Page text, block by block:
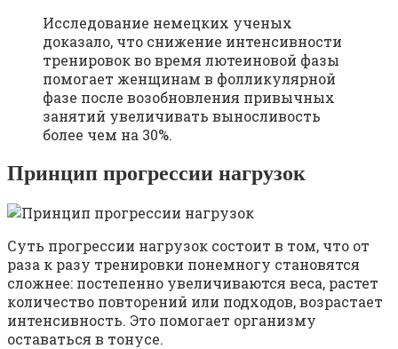
Исследование немецких ученых
доказало, что снижение интенсивности
тренировок во время лютеиновой фазы
помогает женщинам в фолликулярной
фазе после возобновления привычных
занятий увеличивать выносливость
более чем на 30%.
Принцип прогрессии нагрузок
Суть прогрессии нагрузок состоит в том, что от
раза к разу тренировки понемногу становятся
сложнее: постепенно увеличиваются веса, растет
количество повторений или подходов, возрастает
интенсивность. Это помогает организму
оставаться в тонусе.